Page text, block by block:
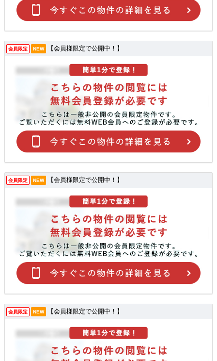
会員限定 NEW 【会員様限定で公開中！】
会員限定 NEW 【会員様限定で公開中！】
会員限定 NEW 【会員様限定で公開中！】